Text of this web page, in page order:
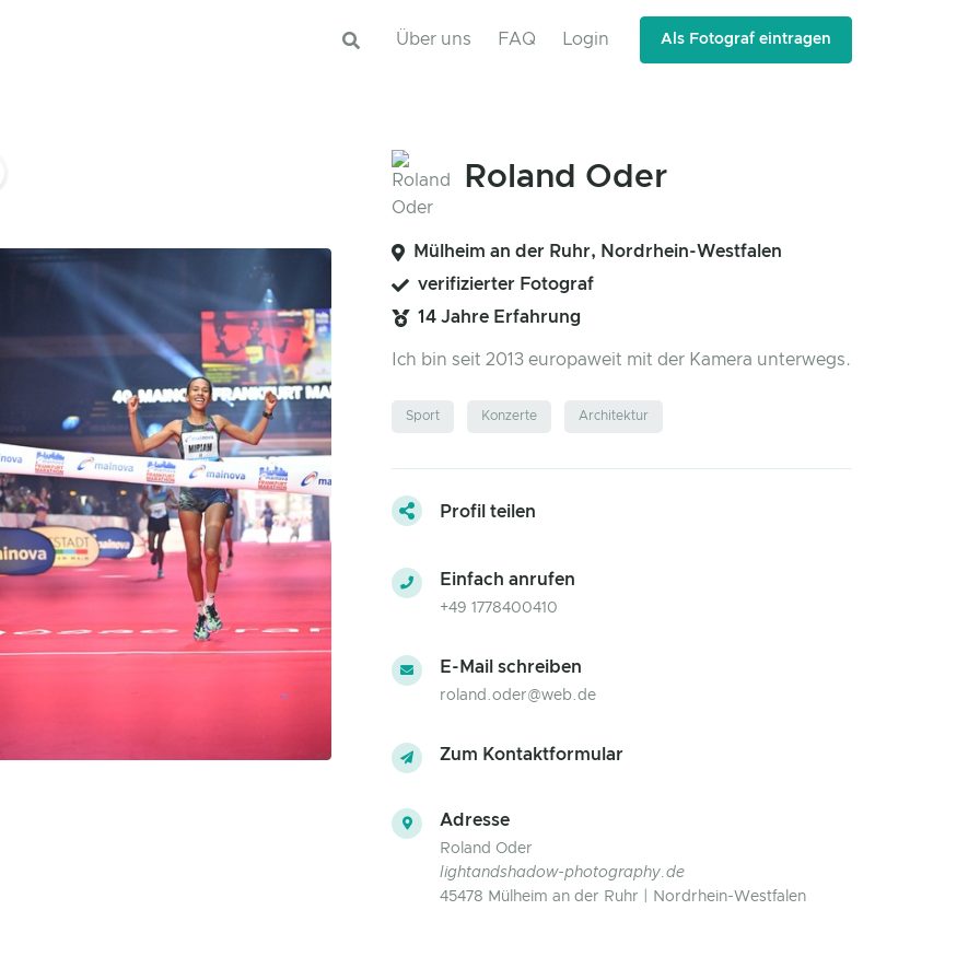
Über uns FAQ Login Als Fotograf eintragen
Roland Oder
Mülheim an der Ruhr, Nordrhein-Westfalen
verifizierter Fotograf
14 Jahre Erfahrung
Ich bin seit 2013 europaweit mit der Kamera unterwegs.
Sport Konzerte Architektur
Profil teilen
Einfach anrufen
+49 1778400410
E-Mail schreiben
roland.oder@web.de
Zum Kontaktformular
Adresse
Roland Oder
lightandshadow-photography.de
45478 Mülheim an der Ruhr | Nordrhein-Westfalen